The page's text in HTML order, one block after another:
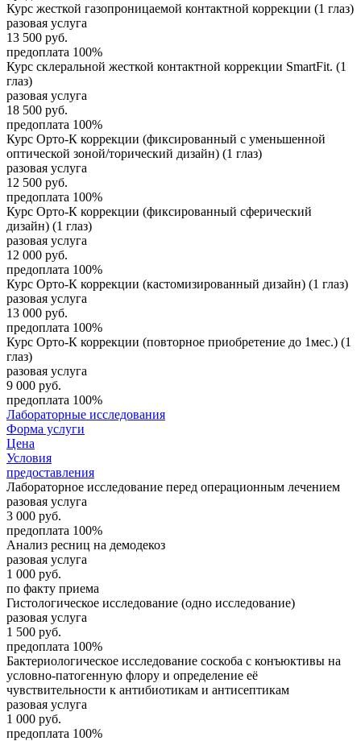
Курс жесткой газопроницаемой контактной коррекции (1 глаз)
разовая услуга
13 500 руб.
предоплата 100%
Курс склеральной жесткой контактной коррекции SmartFit. (1
глаз)
разовая услуга
18 500 руб.
предоплата 100%
Курс Орто-К коррекции (фиксированный с уменьшенной
оптической зоной/торический дизайн) (1 глаз)
разовая услуга
12 500 руб.
предоплата 100%
Курс Орто-К коррекции (фиксированный сферический
дизайн) (1 глаз)
разовая услуга
12 000 руб.
предоплата 100%
Курс Орто-К коррекции (кастомизированный дизайн) (1 глаз)
разовая услуга
13 000 руб.
предоплата 100%
Курс Орто-К коррекции (повторное приобретение до 1мес.) (1
глаз)
разовая услуга
9 000 руб.
предоплата 100%
Лабораторные исследования
Форма услуги
Цена
Условия
предоставления
Лабораторное исследование перед операционным лечением
разовая услуга
3 000 руб.
предоплата 100%
Анализ ресниц на демодекоз
разовая услуга
1 000 руб.
по факту приема
Гистологическое исследование (одно исследование)
разовая услуга
1 500 руб.
предоплата 100%
Бактериологическое исследование соскоба с конъюктивы на
условно-патогенную флору и определение её
чувствительности к антибиотикам и антисептикам
разовая услуга
1 000 руб.
предоплата 100%